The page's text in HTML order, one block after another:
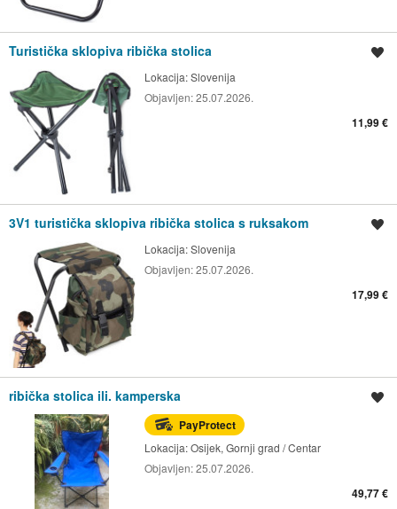
Turistička sklopiva ribička stolica
Lokacija:Slovenija
Objavljen:25.07.2026.
11,99 €
3V1 turistička sklopiva ribička stolica s ruksakom
Lokacija:Slovenija
Objavljen:25.07.2026.
17,99 €
ribička stolica ili. kamperska
PayProtect
Lokacija:Osijek, Gornji grad / Centar
Objavljen:25.07.2026.
49,77 €